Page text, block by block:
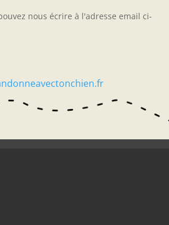
nous écrire à l'adresse email ci-